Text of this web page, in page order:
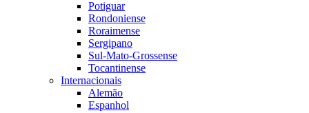
Potiguar
Rondoniense
Roraimense
Sergipano
Sul-Mato-Grossense
Tocantinense
Internacionais
Alemão
Espanhol